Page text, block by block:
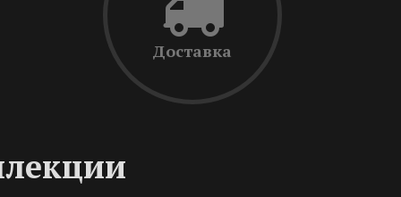
Доставка